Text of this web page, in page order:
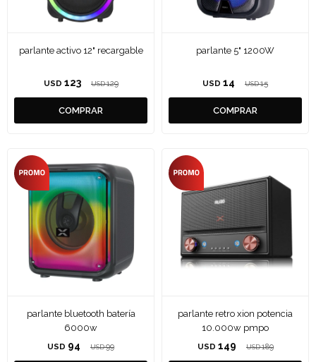
parlante activo 12" recargable
USD 123 USD 129
parlante 5" 1200W
USD 14 USD 15
parlante bluetooth batería
6000w
USD 94 USD 99
parlante retro xion potencia
10.000w pmpo
USD 149 USD 189